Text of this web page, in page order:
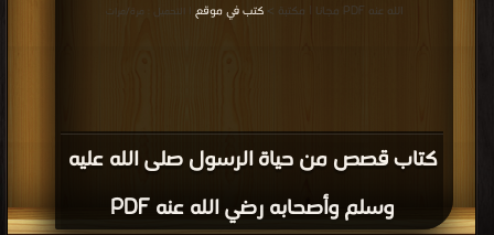
كتاب قصص من حياة الرسول صلى الله عليه
وسلم وأصحابه رضي الله عنه PDF
الله عنه PDF مجانا | مكتبة >
كتب في موقع | التحميل : مرة/مرات